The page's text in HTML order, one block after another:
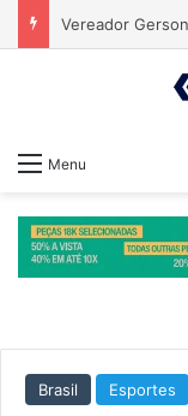
Menu
Brasil Esportes